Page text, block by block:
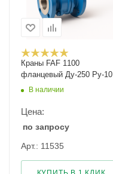
Краны FAF 1100
фланцевый Ду-250 Ру-10
В наличии
Цена:
по запросу
Арт.: 11535